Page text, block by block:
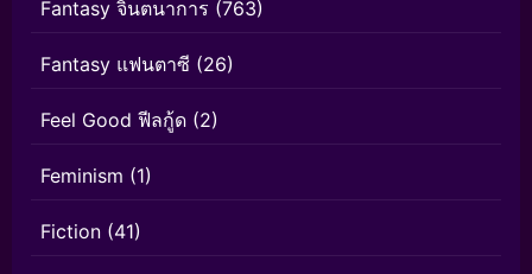
Fantasy จินตนาการ (763)
Fantasy แฟนตาซี (26)
Feel Good ฟีลกู้ด (2)
Feminism (1)
Fiction (41)